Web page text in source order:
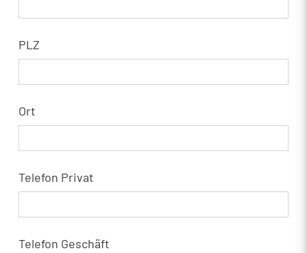
PLZ
Ort
Telefon Privat
Telefon Geschäft